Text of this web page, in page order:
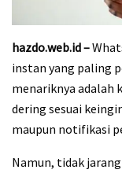
hazdo.web.id –
instan yang paling
menariknya adalah
dering sesuai
maupun notifikasi
Namun, tidak